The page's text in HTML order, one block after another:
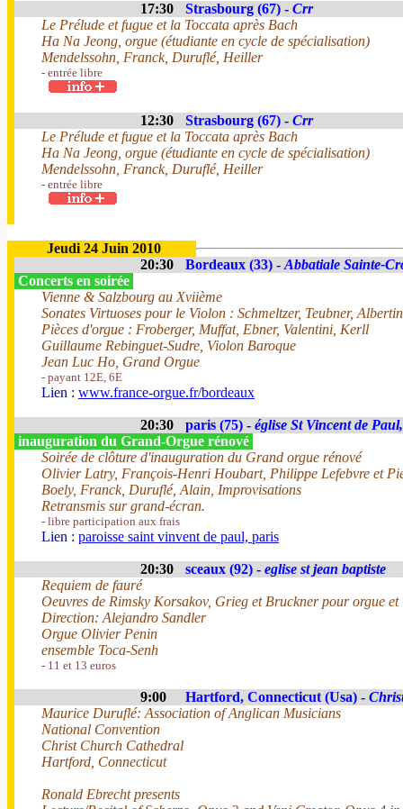
17:30 Strasbourg (67) - Crr
Le Prélude et fugue et la Toccata après Bach
Ha Na Jeong, orgue (étudiante en cycle de spécialisation)
Mendelssohn, Franck, Duruflé, Heiller
- entrée libre
12:30 Strasbourg (67) - Crr
Le Prélude et fugue et la Toccata après Bach
Ha Na Jeong, orgue (étudiante en cycle de spécialisation)
Mendelssohn, Franck, Duruflé, Heiller
- entrée libre
Jeudi 24 Juin 2010
20:30
Bordeaux (33) - Abbatiale Sainte-
Concerts en soirée
Vienne & Salzbourg au Xviième
Sonates Virtuoses pour le Violon : Schmeltzer, Teubner,
Pièces d'orgue : Froberger, Muffat, Ebner, Valentini, Kerll
Guillaume Rebinguet-Sudre, Violon Baroque
Jean Luc Ho, Grand Orgue
- payant 12E, 6E
Lien : www.france-orgue.fr/bordeaux
20:30 paris (75) - église St Vincent de
inauguration du Grand-Orgue rénové
Soirée de clôture d'inauguration du Grand orgue rénové
Olivier Latry, François-Henri Houbart, Philippe Lefebvre et
Boely, Franck, Duruflé, Alain, Improvisations
Retransmis sur grand-écran.
- libre participation aux frais
Lien : paroisse saint vinvent de paul, paris
20:30 sceaux (92) - eglise st jean baptiste
Requiem de fauré
Oeuvres de Rimsky Korsakov, Grieg et Bruckner pour orgue et
Direction: Alejandro Sandler
Orgue Olivier Penin
ensemble Toca-Senh
- 11 et 13 euros
9:00 Hartford, Connecticut (Usa) -
Maurice Duruflé: Association of Anglican Musicians
National Convention
Christ Church Cathedral
Hartford, Connecticut
Ronald Ebrecht presents